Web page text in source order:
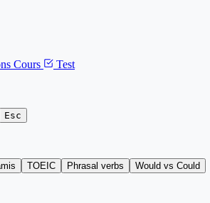
Cours Test
Esc
TOEIC Phrasal verbs Would vs Could